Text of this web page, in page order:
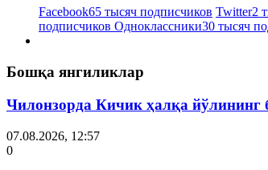
Facebook65 тысяч подписчиков Twitter2
подписчиков Одноклассники30 тысяч
Бошқа янгиликлар
Чилонзорда Кичик ҳалқа йўлининг
07.08.2026, 12:57
0